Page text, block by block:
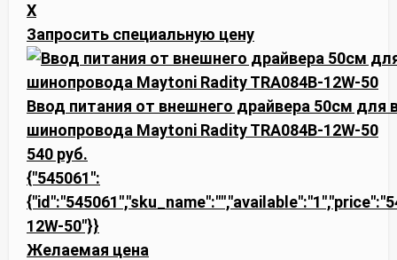
X
Запросить специальную цену
Ввод питания от внешнего драйвера 50см для
шинопровода Maytoni Radity TRA084B-12W-50
540 руб.
{"545061":
12W-50"}}
Желаемая цена